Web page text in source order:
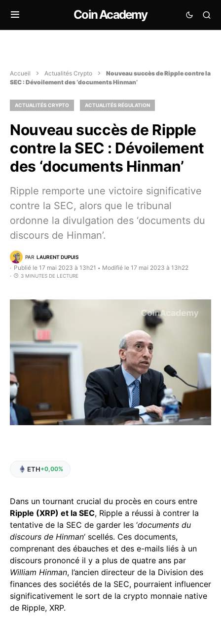
Coin Academy
Accueil Actualités Crypto
Nouveau succès de Ripple contre la
SEC : Dévoilement des ‘documents Hinman’
ACTUALITÉS CRYPTO ACTUALITÉS RÉGULATION
Nouveau succès de Ripple
contre la SEC : Dévoilement
des ‘documents Hinman’
Ripple remporte une victoire significative
contre la SEC, alors que le tribunal
ordonne la divulgation des ‘documents du
discours de Hinman’.
PAR LAURENT DUPUIS
Publié le 17 mai 2023 à 13h21 • Modifié le 17 mai 2023 à 13h22
3 MINUTES DE LECTURE
ETH+0,00%
Dans un tournant crucial du procès en cours entre
Ripple (XRP) et la SEC, Ripple a réussi à contrer la
tentative de la SEC de garder les ‘documents du
discours de Hinman‘ scellés. Ces documents,
comprenant des ébauches et des e-mails liés à un
discours prononcé il y a plus de quatre ans par
William Hinman, l’ancien directeur de la Division des
finances des sociétés de la SEC, pourraient influencer
significativement le sort de la crypto monnaie native
de Ripple, XRP.